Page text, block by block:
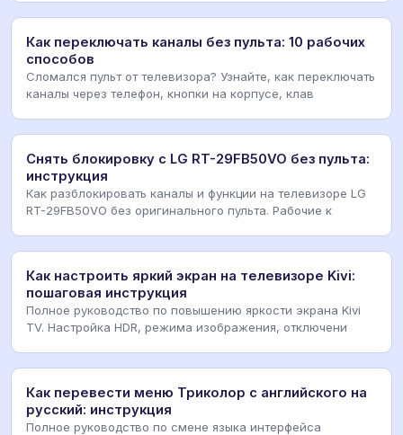
Как переключать каналы без пульта: 10 рабочих
способов
Сломался пульт от телевизора? Узнайте, как переключать
каналы через телефон, кнопки на корпусе, клав
Снять блокировку с LG RT-29FB50VO без пульта:
инструкция
Как разблокировать каналы и функции на телевизоре LG
RT-29FB50VO без оригинального пульта. Рабочие к
Как настроить яркий экран на телевизоре Kivi:
пошаговая инструкция
Полное руководство по повышению яркости экрана Kivi
TV. Настройка HDR, режима изображения, отключени
Как перевести меню Триколор с английского на
русский: инструкция
Полное руководство по смене языка интерфейса